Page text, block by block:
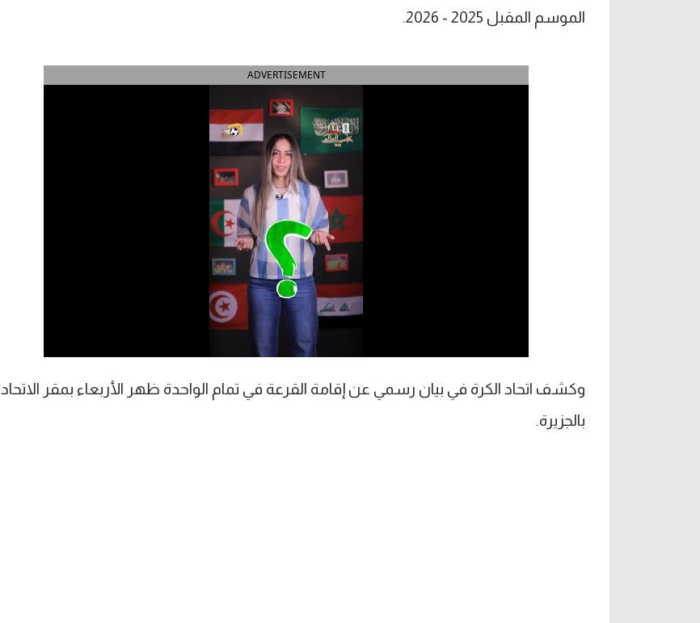
الموسم المقبل 2025 - 2026.
ADVERTISEMENT
وكشف اتحاد الكرة في بيان رسمي عن إقامة القرعة في تمام الواحدة ظهر الأربعاء بمقر الاتحاد
بالجزيرة.